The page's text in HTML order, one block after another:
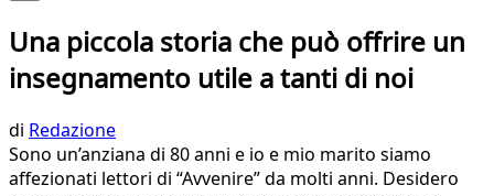
Una piccola storia che può offrire un
insegnamento utile a tanti di noi
di Redazione
Sono un’anziana di 80 anni e io e mio marito siamo
affezionati lettori di “Avvenire” da molti anni. Desidero